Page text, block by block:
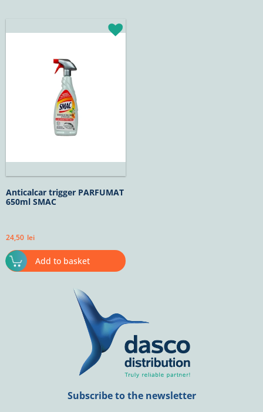
Anticalcar trigger PARFUMAT
650ml SMAC
24,50 lei
Add to basket
Subscribe to the newsletter